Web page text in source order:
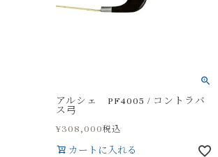
アルシェ PF4005 / コントラバ
ス弓
¥308,000税込
カートに入れる